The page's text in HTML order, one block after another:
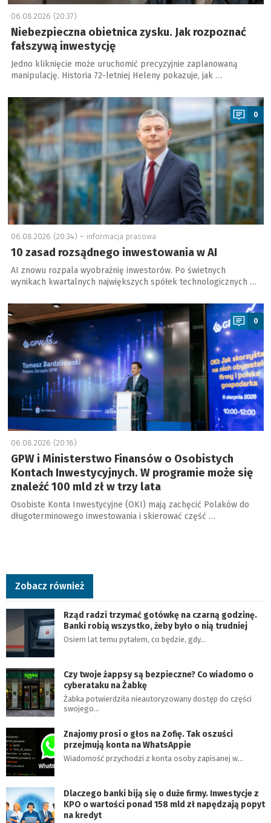
06.08.2026 (20:37)
Niebezpieczna obietnica zysku. Jak rozpoznać
fałszywą inwestycję
Jedno kliknięcie może uruchomić precyzyjnie zaplanowaną
manipulację. Historia 72-letniej Heleny pokazuje, jak …
a
0
06.08.2026 (20:34) – informacja prasowa
10 zasad rozsądnego inwestowania w AI
AI znowu rozpala wyobraźnię inwestorów. Po świetnych
wynikach kwartalnych największych spółek technologicznych …
a
0
06.08.2026 (20:16)
GPW i Ministerstwo Finansów o Osobistych
Kontach Inwestycyjnych. W programie może się
znaleźć 100 mld zł w trzy lata
Osobiste Konta Inwestycyjne (OKI) mają zachęcić Polaków do
długoterminowego inwestowania i skierować część …
Zobacz również
Rząd radzi trzymać gotówkę na czarną godzinę.
Banki robią wszystko, żeby było o nią trudniej
Osiem lat temu pytałem, co będzie, gdy…
Czy twoje żappsy są bezpieczne? Co wiadomo o
cyberataku na Żabkę
Żabka potwierdziła nieautoryzowany dostęp do części
swojego…
Znajomy prosi o głos na Zofię. Tak oszuści
przejmują konta na WhatsAppie
Wiadomość przychodzi z konta osoby zapisanej w…
Dlaczego banki biją się o duże firmy. Inwestycje z
KPO o wartości ponad 158 mld zł napędzają popyt
na kredyt